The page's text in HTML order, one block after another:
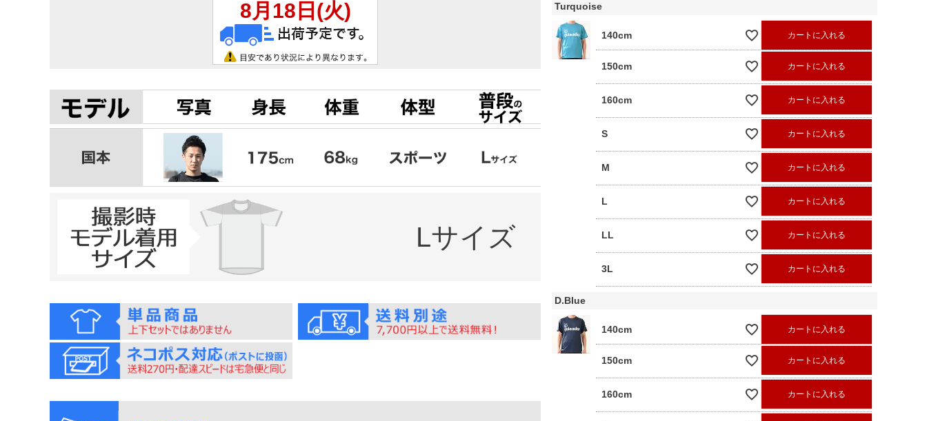
Lサイズ
Turquoise
140cm カートに入れる
150cm カートに入れる
160cm カートに入れる
S カートに入れる
M カートに入れる
L カートに入れる
LL カートに入れる
3L カートに入れる
D.Blue
140cm カートに入れる
150cm カートに入れる
160cm カートに入れる